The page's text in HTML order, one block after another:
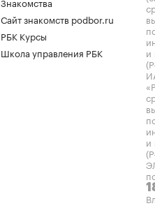
Сайт знакомств podbor.ru
РБК Курсы
Школа управления РБК
и
и